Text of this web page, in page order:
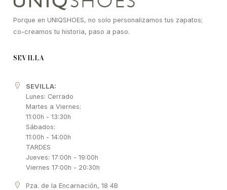
Porque en UNIQSHOES, no solo personalizamos tus zapatos;
co-creamos tu historia, paso a paso.
SEVILLA
SEVILLA:
Lunes: Cerrado
Martes a Viernes:
11:00h - 13:30h
Sábados:
11:00h - 14:00h
TARDES
Jueves: 17:00h - 19:00h
Viernes 17:00h - 20:30h
Pza. de la Encarnación, 18 4B